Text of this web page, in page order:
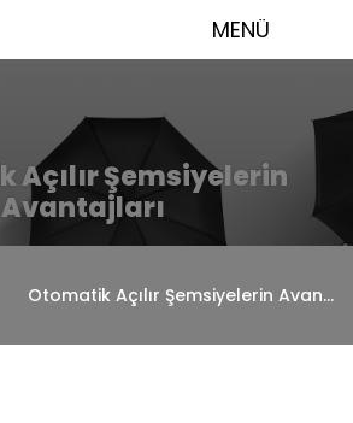
MENÜ
Açılır Şemsiyelerin
Avantajları
Otomatik Açılır Şemsiyelerin Avantajları